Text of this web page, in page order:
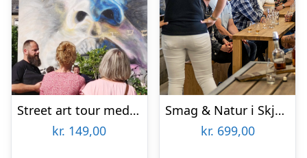
Street art tour med Aalborg Tours
kr. 149,00
Smag & Natur i Skjern Enge
kr. 699,00